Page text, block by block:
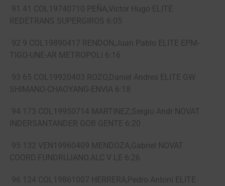
91 41 COL19740710 PEÑA,Victor Hugo ELITE
REDETRANS SUPERGIROS 6:05
92 9 COL19890417 RENDON,Juan Pablo ELITE EPM-
TIGO-UNE-AR METROPOLI 6:16
93 65 COL19920403 ROZO,Daniel Andres ELITE GW
SHIMANO-CHAOYANG-ENVIA 6:18
94 173 COL19950714 MARTINEZ,Sergio Andr NOVAT
INDERSANTANDER GOB GENTE 6:20
95 132 VEN19960409 MENDOZA,Gabriel NOVAT
COORD.FUNDRUJANO.ALC V LE 6:26
96 124 COL19861007 HERRERA,Pedro Antoni ELITE